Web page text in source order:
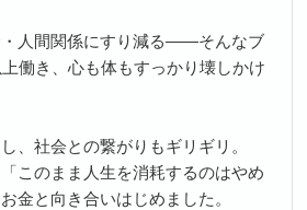
人間関係にすり減る――そんなブ
働き、心も体もすっかり壊しかけ
、社会との繋がりもギリギリ。
このまま人生を消耗するのはやめ
金と向き合いはじめました。